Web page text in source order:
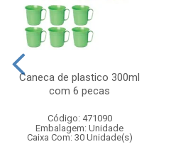
Caneca de plastico 300ml
com 6 pecas
Código: 471090
Embalagem: Unidade
Caixa Com: 30 Unidade(s)